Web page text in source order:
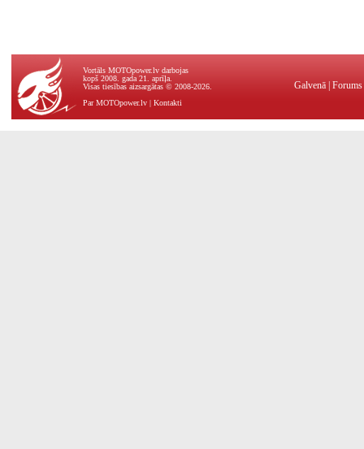
Vortāls MOTOpower.lv darbojas
kopš 2008. gada 21. aprīļa.
Visas tiesības aizsargātas © 2008-2026.
Par MOTOpower.lv | Kontakti
Galvenā Forums